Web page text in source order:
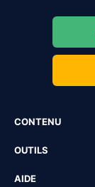
CONTENU
OUTILS
AIDE